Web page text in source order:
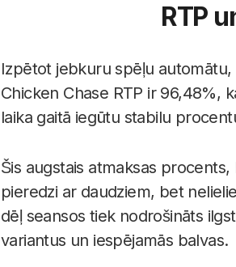
RTP
Izpētot jebkuru spēļu
Chicken Chase RTP ir 96,48%,
laika gaitā iegūtu stabilu
Šis augstais atmaksas
pieredzi ar daudziem, bet
dēļ seansos tiek nodrošināts
variantus un iespējamās balvas.